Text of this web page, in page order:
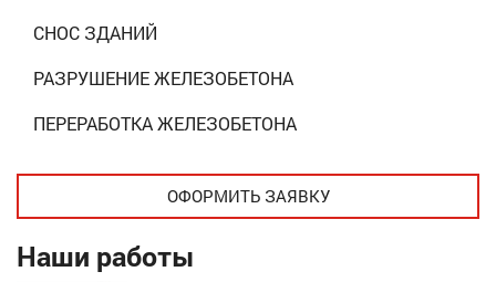
СНОС ЗДАНИЙ
РАЗРУШЕНИЕ ЖЕЛЕЗОБЕТОНА
ПЕРЕРАБОТКА ЖЕЛЕЗОБЕТОНА
ОФОРМИТЬ ЗАЯВКУ
Наши работы